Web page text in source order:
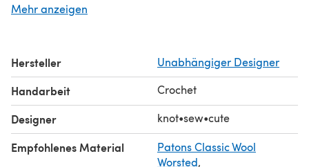
approximately 2" in length.
Mehr anzeigen
Hersteller Unabhängiger Designer
Handarbeit Crochet
Designer knot•sew•cute
Empfohlenes Material
Patons Classic Wool
Worsted,